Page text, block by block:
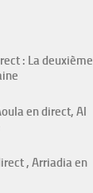
: La deuxième
en direct, Al
, Arriadia en